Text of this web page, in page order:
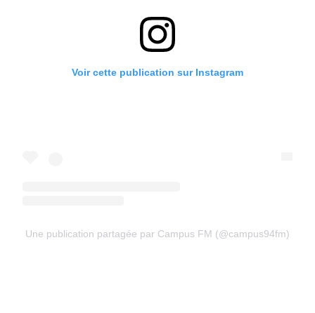
Voir cette publication sur Instagram
Une publication partagée par Campus FM (@campus94fm)